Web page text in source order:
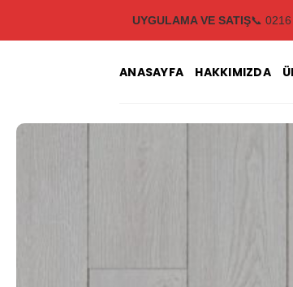
UYGULAMA VE SATIŞ📞
ANASAYFA HAKKIMIZDA